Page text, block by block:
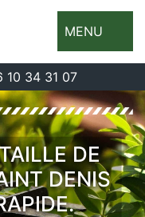
MENU
10 34 31 07
DE
DENIS